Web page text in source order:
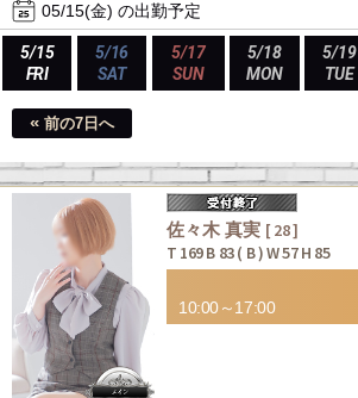
05/15(金) の出勤予定
5/15
FRI
5/16
SAT
5/17
SUN
5/18
MON
5/19
TUE
« 前の7日へ
佐々木 真実 [ 28 ]
T 169 B 83 ( B ) W 57 H 85
10:00～17:00